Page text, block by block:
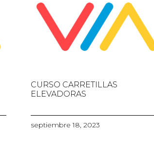
CURSO CARRETILLAS
ELEVADORAS
septiembre 18, 2023